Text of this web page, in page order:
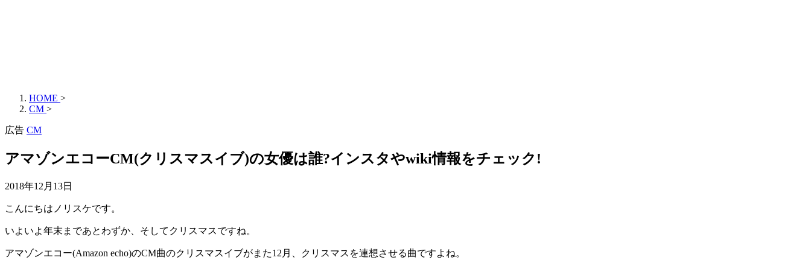
HOME >
CM >
広告 CM
アマゾンエコーCM(クリスマスイブ)の女優は誰?インスタやwiki情報をチェック!
2018年12月13日
こんにちはノリスケです。
いよいよ年末まであとわずか、そしてクリスマスですね。
アマゾンエコー(Amazon echo)のCM曲のクリスマスイブがまた12月、クリスマスを連想させる曲ですよね。